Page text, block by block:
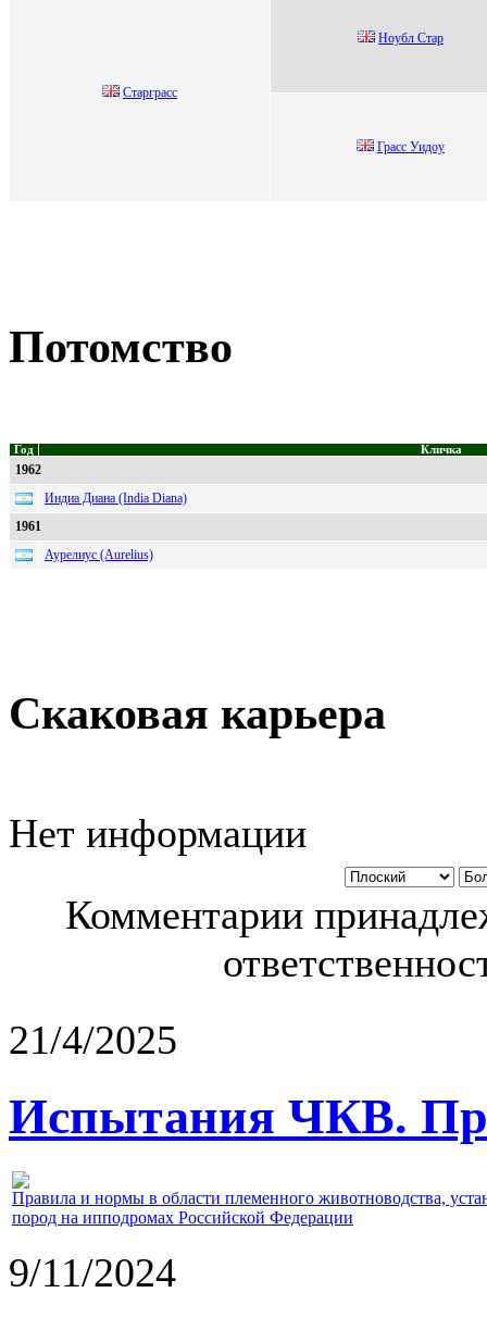
Стaргрacc
Ноубл Стaр
Грaсс Уидоу
Потомство
Год Кличка
1962
Индиа Диана (India Diana)
1961
Аурелиус (Aurelius)
Скаковая карьера
Нет информации
Комментарии
21/4/2025
Испытания ЧКВ.
Правила и нормы в области племенного животноводства,
пород на ипподромах Российской Федерации
9/11/2024